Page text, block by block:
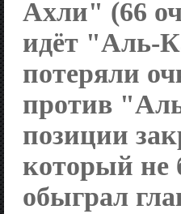
Ахли" (66
идёт "Аль-
потеряли
против
позиции
который не
обыграл